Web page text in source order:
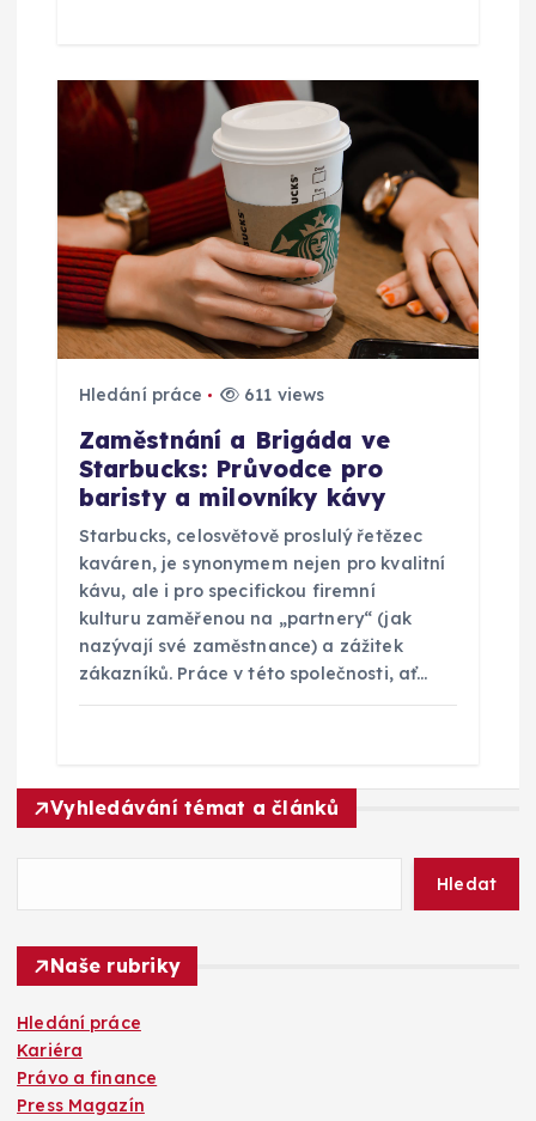
k
Hledání práce 611 views
Zaměstnání a Brigáda ve
Starbucks: Průvodce pro
baristy a milovníky kávy
Starbucks, celosvětově proslulý řetězec
kaváren, je synonymem nejen pro kvalitní
kávu, ale i pro specifickou firemní
kulturu zaměřenou na „partnery“ (jak
nazývají své zaměstnance) a zážitek
zákazníků. Práce v této společnosti, ať…
Vyhledávání témat a článků
Hledat
Naše rubriky
Hledání práce
Kariéra
Právo a finance
Press Magazín